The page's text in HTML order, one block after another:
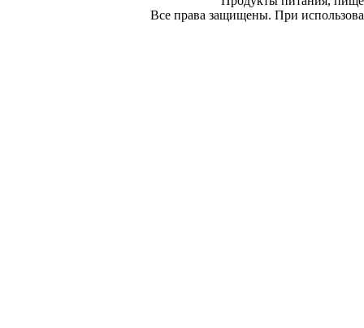
Все права защищены. При